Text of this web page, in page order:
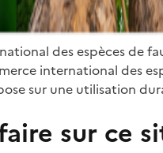
des espèces de
international des
sur une utilisation
sur ce